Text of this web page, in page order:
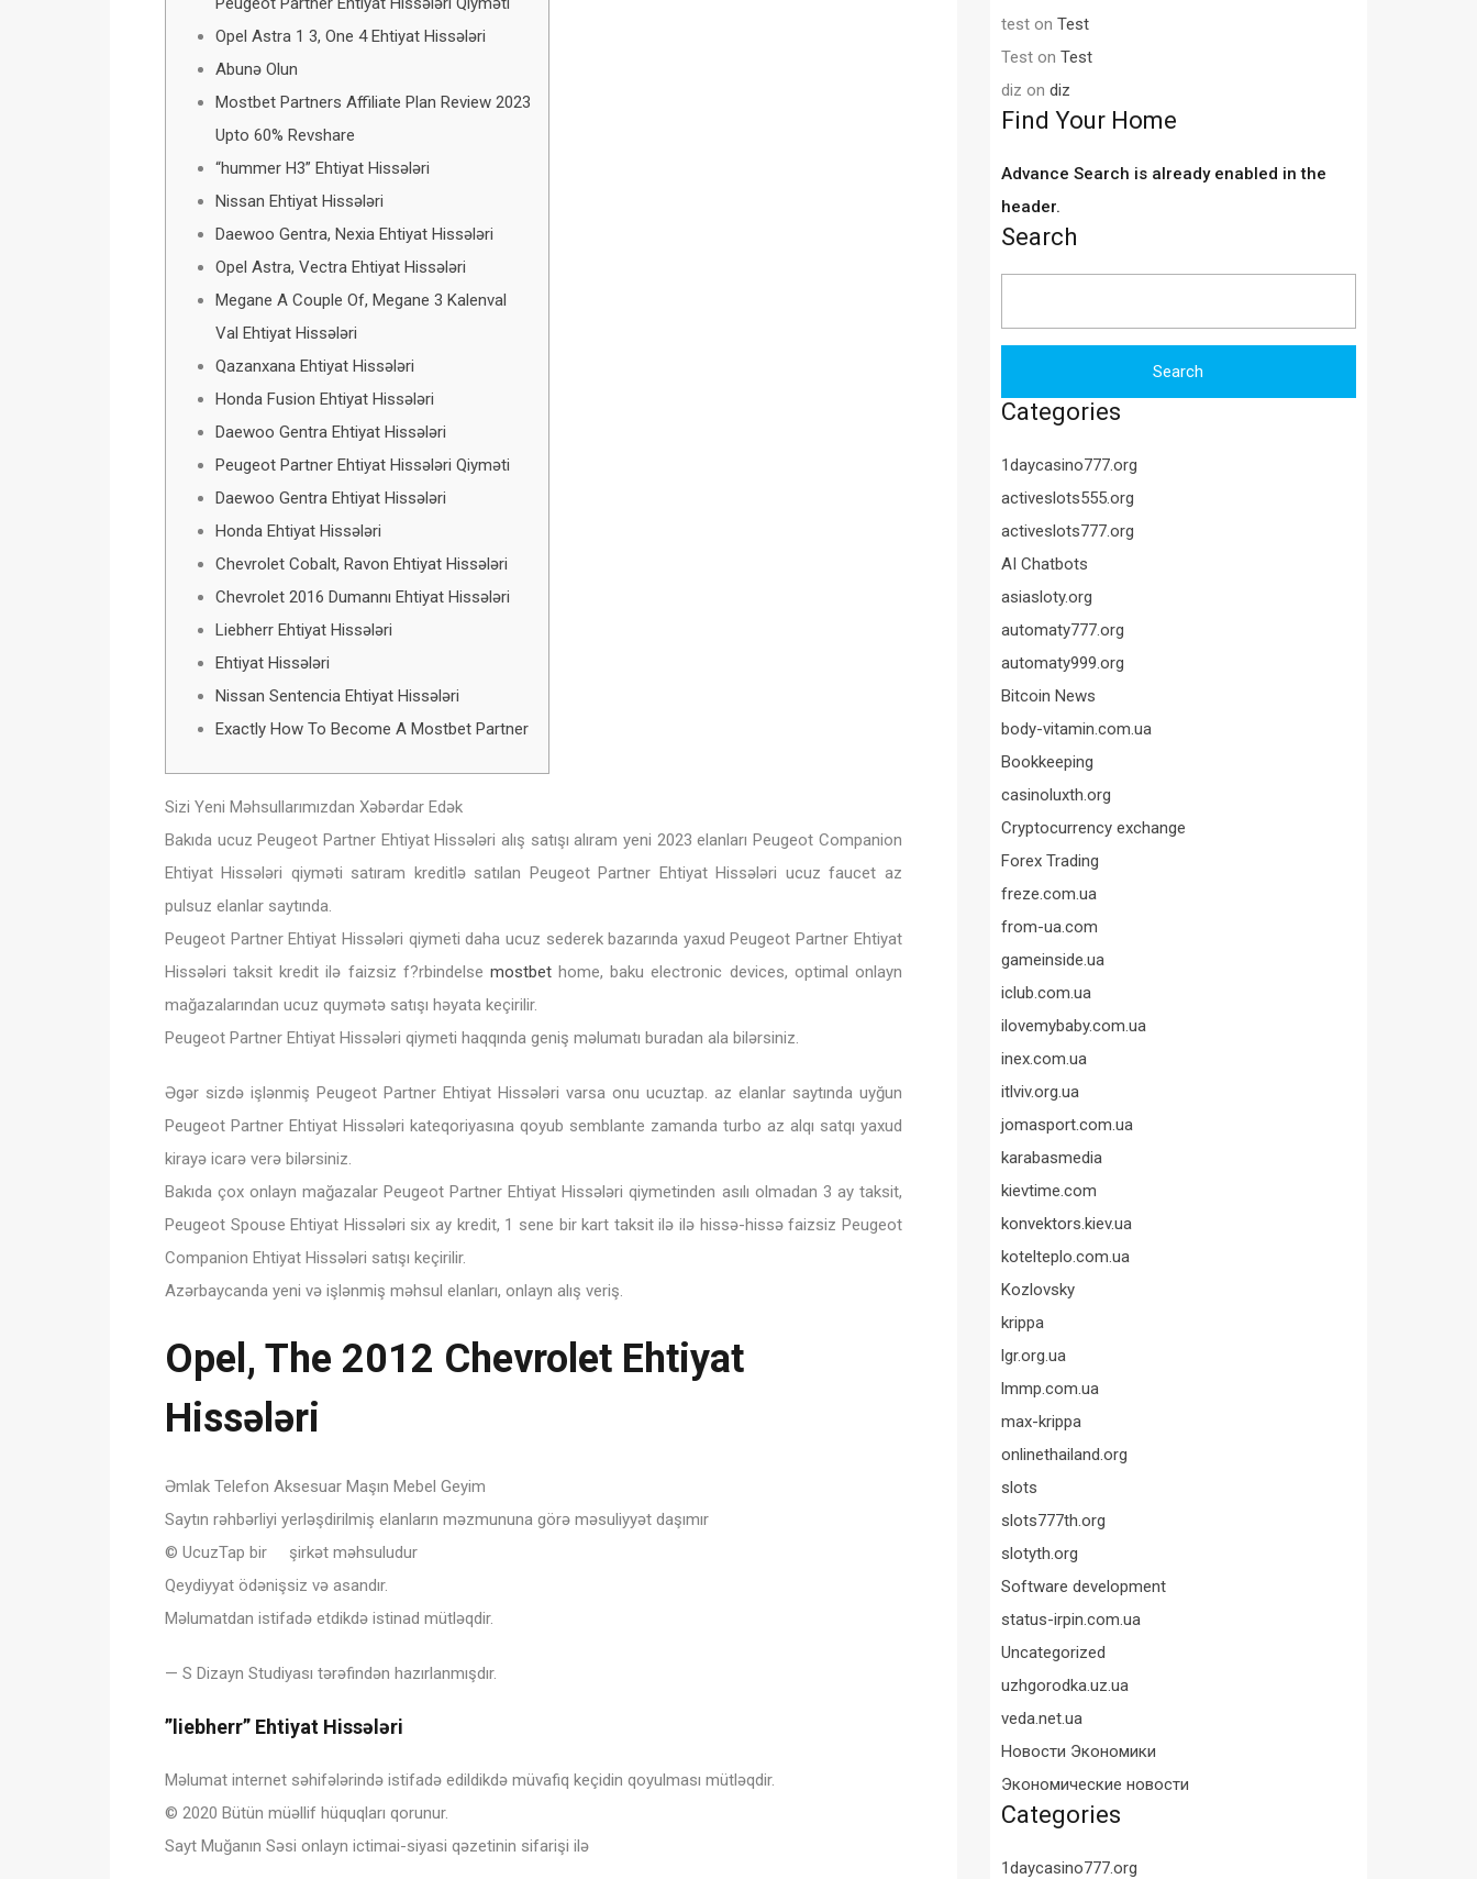
Opel Astra 1 3, One 4 Ehtiyat Hissələri
Abunə Olun
Mostbet Partners Affiliate Plan Review 2023
Upto 60% Revshare
“hummer H3” Ehtiyat Hissələri
Nissan Ehtiyat Hissələri
Daewoo Gentra, Nexia Ehtiyat Hissələri
Opel Astra, Vectra Ehtiyat Hissələri
Megane A Couple Of, Megane 3 Kalenval
Val Ehtiyat Hissələri
Qazanxana Ehtiyat Hissələri
Honda Fusion Ehtiyat Hissələri
Daewoo Gentra Ehtiyat Hissələri
Peugeot Partner Ehtiyat Hissələri Qiyməti
Daewoo Gentra Ehtiyat Hissələri
Honda Ehtiyat Hissələri
Chevrolet Cobalt, Ravon Ehtiyat Hissələri
Chevrolet 2016 Dumannı Ehtiyat Hissələri
Liebherr Ehtiyat Hissələri
Ehtiyat Hissələri
Nissan Sentencia Ehtiyat Hissələri
Exactly How To Become A Mostbet Partner
Sizi Yeni Məhsullarımızdan Xəbərdar Edək
Bakıda ucuz Peugeot Partner Ehtiyat Hissələri alış satışı alıram yeni 2023 elanları Peugeot Companion
Ehtiyat Hissələri qiyməti satıram kreditlə satılan Peugeot Partner Ehtiyat Hissələri ucuz faucet az
pulsuz elanlar saytında.
Peugeot Partner Ehtiyat Hissələri qiymeti daha ucuz sederek bazarında yaxud Peugeot Partner Ehtiyat
Hissələri taksit kredit ilə faizsiz f?rbindelse mostbethome, baku electronic devices, optimal onlayn
mağazalarından ucuz quymətə satışı həyata keçirilir.
Peugeot Partner Ehtiyat Hissələri qiymeti haqqında geniş məlumatı buradan ala bilərsiniz.
Əgər sizdə işlənmiş Peugeot Partner Ehtiyat Hissələri varsa onu ucuztap. az elanlar saytında uyğun
Peugeot Partner Ehtiyat Hissələri kateqoriyasına qoyub semblante zamanda turbo az alqı satqı yaxud
kirayə icarə verə bilərsiniz.
Bakıda çox onlayn mağazalar Peugeot Partner Ehtiyat Hissələri qiymetinden asılı olmadan 3 ay taksit,
Peugeot Spouse Ehtiyat Hissələri six ay kredit, 1 sene bir kart taksit ilə ilə hissə-hissə faizsiz Peugeot
Companion Ehtiyat Hissələri satışı keçirilir.
Azərbaycanda yeni və işlənmiş məhsul elanları, onlayn alış veriş.
Opel, The 2012 Chevrolet Ehtiyat
Hissələri
Əmlak Telefon Aksesuar Maşın Mebel Geyim
Saytın rəhbərliyi yerləşdirilmiş elanların məzmununa görə məsuliyyət daşımır
© UcuzTap bir şirkət məhsuludur
Qeydiyyat ödənişsiz və asandır.
Məlumatdan istifadə etdikdə istinad mütləqdir.
— S Dizayn Studiyası tərəfindən hazırlanmışdır.
”liebherr” Ehtiyat Hissələri
Məlumat internet səhifələrində istifadə edildikdə müvafiq keçidin qoyulması mütləqdir.
© 2020 Bütün müəllif hüquqları qorunur.
Sayt Muğanın Səsi onlayn ictimai-siyasi qəzetinin sifarişi ilə
teston Test
Teston Test
diz on diz
Find Your Home
Advance Search is already enabled in the
header.
Search
Categories
1daycasino777.org
activeslots555.org
activeslots777.org
AI Chatbots
asiasloty.org
automaty777.org
automaty999.org
Bitcoin News
body-vitamin.com.ua
Bookkeeping
casinoluxth.org
Cryptocurrency exchange
Forex Trading
freze.com.ua
from-ua.com
gameinside.ua
iclub.com.ua
ilovemybaby.com.ua
inex.com.ua
itlviv.org.ua
jomasport.com.ua
karabasmedia
kievtime.com
konvektors.kiev.ua
kotelteplo.com.ua
Kozlovsky
krippa
lgr.org.ua
lmmp.com.ua
max-krippa
onlinethailand.org
slots
slots777th.org
slotyth.org
Software development
status-irpin.com.ua
Uncategorized
uzhgorodka.uz.ua
veda.net.ua
Новости Экономики
Экономические новости
Categories
1daycasino777.org